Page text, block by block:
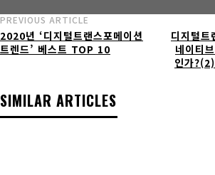
AI트랜스포메이션 아카데미 교
PREVIOUS ARTICLE
2020년 ‘디지털트랜스포메이션
트렌드’ 베스트 TOP 10
디지털
네이티
인가
SIMILAR ARTICLES